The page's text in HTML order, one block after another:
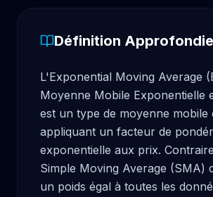
Définition Approfondie
L'Exponential Moving Average
Moyenne Mobile Exponentielle
est un type de moyenne mobile
appliquant un facteur de
exponentielle aux prix.
Simple Moving Average (SMA)
un poids égal à toutes les